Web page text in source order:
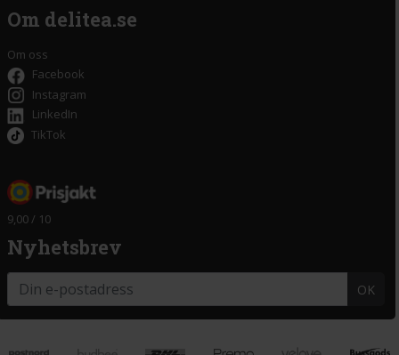
Om delitea.se
Om oss
Facebook
Instagram
LinkedIn
TikTok
9,00 / 10
Nyhetsbrev
OK